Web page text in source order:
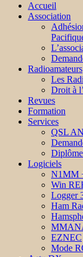
Accueil
Association
Radioamateurs
Les
Droit à
Revues
Formation
Services
QSL
Logiciels
N1MM
Win
Logger
Ham
EZNEC
Mode